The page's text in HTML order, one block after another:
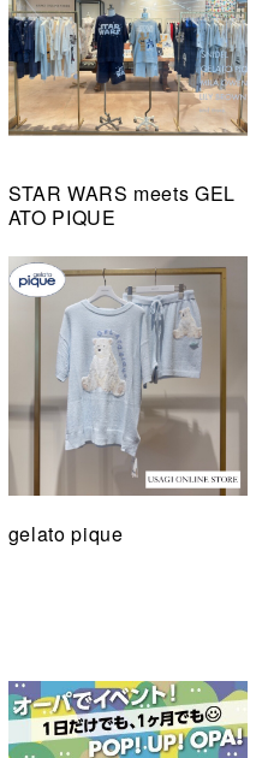
STAR WARS meets GEL
ATO PIQUE
gelato pique